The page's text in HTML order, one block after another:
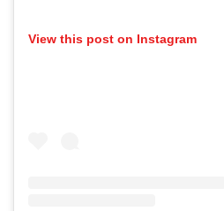
View this post on Instagram